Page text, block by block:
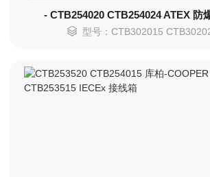
- CTB254020 CTB254024 ATEX 防
型号：CTB302015